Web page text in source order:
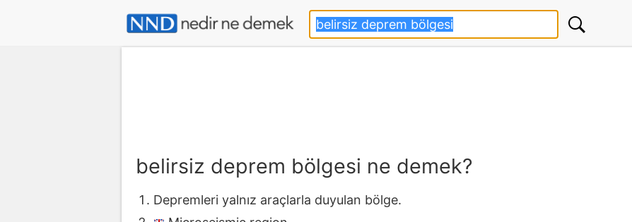
belirsiz deprem bölgesi ne demek?
Depremleri yalnız araçlarla duyulan bölge.